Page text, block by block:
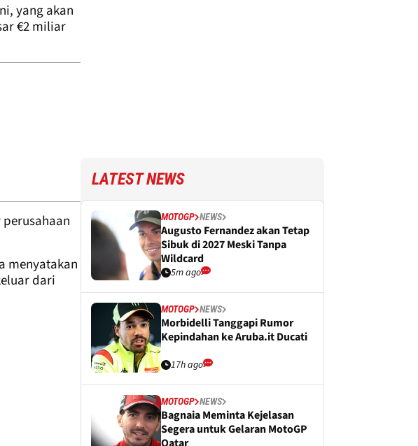
yang akan
€2 miliar
menyatakan
dari
LATEST NEWS
MOTOGP NEWS
Augusto Fernandez akan Tetap
Sibuk di 2027 Meski Tanpa
Wildcard
5m ago
MOTOGP NEWS
Morbidelli Tanggapi Rumor
Kepindahan ke Aruba.it Ducati
17h ago
MOTOGP NEWS
Bagnaia Meminta Kejelasan
Segera untuk Gelaran MotoGP